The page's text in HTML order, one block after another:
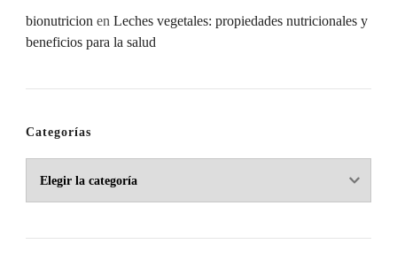
bionutricion en Leches vegetales: propiedades nutricionales y
beneficios para la salud
Categorías
Categorías